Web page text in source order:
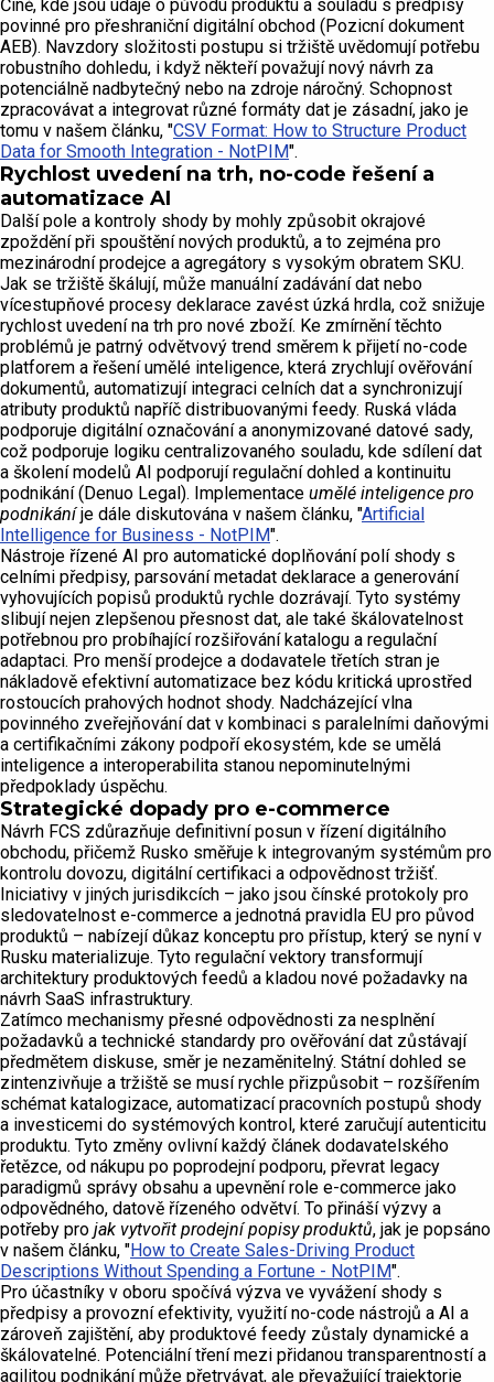
Číně, kde jsou údaje o původu produktu a souladu s předpisy
povinné pro přeshraniční digitální obchod (Pozicní dokument
AEB). Navzdory složitosti postupu si tržiště uvědomují potřebu
robustního dohledu, i když někteří považují nový návrh za
potenciálně nadbytečný nebo na zdroje náročný. Schopnost
zpracovávat a integrovat různé formáty dat je zásadní, jako je
tomu v našem článku, "CSV Format: How to Structure Product
Data for Smooth Integration - NotPIM".
Rychlost uvedení na trh, no-code řešení a
automatizace AI
Další pole a kontroly shody by mohly způsobit okrajové
zpoždění při spouštění nových produktů, a to zejména pro
mezinárodní prodejce a agregátory s vysokým obratem SKU.
Jak se tržiště škálují, může manuální zadávání dat nebo
vícestupňové procesy deklarace zavést úzká hrdla, což snižuje
rychlost uvedení na trh pro nové zboží. Ke zmírnění těchto
problémů je patrný odvětvový trend směrem k přijetí no-code
platforem a řešení umělé inteligence, která zrychlují ověřování
dokumentů, automatizují integraci celních dat a synchronizují
atributy produktů napříč distribuovanými feedy. Ruská vláda
podporuje digitální označování a anonymizované datové sady,
což podporuje logiku centralizovaného souladu, kde sdílení dat
a školení modelů AI podporují regulační dohled a kontinuitu
podnikání (Denuo Legal). Implementace umělé inteligence pro
podnikáníje dále diskutována v našem článku, "Artificial
Intelligence for Business - NotPIM".
Nástroje řízené AI pro automatické doplňování polí shody s
celními předpisy, parsování metadat deklarace a generování
vyhovujících popisů produktů rychle dozrávají. Tyto systémy
slibují nejen zlepšenou přesnost dat, ale také škálovatelnost
potřebnou pro probíhající rozšiřování katalogu a regulační
adaptaci. Pro menší prodejce a dodavatele třetích stran je
nákladově efektivní automatizace bez kódu kritická uprostřed
rostoucích prahových hodnot shody. Nadcházející vlna
povinného zveřejňování dat v kombinaci s paralelními daňovými
a certifikačními zákony podpoří ekosystém, kde se umělá
inteligence a interoperabilita stanou nepominutelnými
předpoklady úspěchu.
Strategické dopady pro e-commerce
Návrh FCS zdůrazňuje definitivní posun v řízení digitálního
obchodu, přičemž Rusko směřuje k integrovaným systémům pro
kontrolu dovozu, digitální certifikaci a odpovědnost tržišť.
Iniciativy v jiných jurisdikcích – jako jsou čínské protokoly pro
sledovatelnost e-commerce a jednotná pravidla EU pro původ
produktů – nabízejí důkaz konceptu pro přístup, který se nyní v
Rusku materializuje. Tyto regulační vektory transformují
architektury produktových feedů a kladou nové požadavky na
návrh SaaS infrastruktury.
Zatímco mechanismy přesné odpovědnosti za nesplnění
požadavků a technické standardy pro ověřování dat zůstávají
předmětem diskuse, směr je nezaměnitelný. Státní dohled se
zintenzivňuje a tržiště se musí rychle přizpůsobit – rozšířením
schémat katalogizace, automatizací pracovních postupů shody
a investicemi do systémových kontrol, které zaručují autenticitu
produktu. Tyto změny ovlivní každý článek dodavatelského
řetězce, od nákupu po poprodejní podporu, převrat legacy
paradigmů správy obsahu a upevnění role e-commerce jako
odpovědného, datově řízeného odvětví. To přináší výzvy a
potřeby pro jak vytvořit prodejní popisy produktů, jak je popsáno
v našem článku, "How to Create Sales-Driving Product
Descriptions Without Spending a Fortune - NotPIM".
Pro účastníky v oboru spočívá výzva ve vyvážení shody s
předpisy a provozní efektivity, využití no-code nástrojů a AI a
zároveň zajištění, aby produktové feedy zůstaly dynamické a
škálovatelné. Potenciální tření mezi přidanou transparentností a
agilitou podnikání může přetrvávat, ale převažující trajektorie